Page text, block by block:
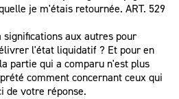
je m'étais retournée. ART. 529
aux autres pour
l'état liquidatif ? Et pour en
partie qui a comparu n'est plus
comment concernant ceux qui
de votre réponse.